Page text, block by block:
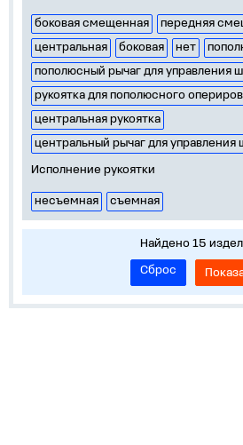
боковая смещенная
передняя
центральная
боковая нет
пополюсный рычаг для управления
рукоятка для пополюсного
центральная рукоятка
центральный рычаг для управления
Исполнение рукоятки
несъемная съемная
Найдено 15
Сброс